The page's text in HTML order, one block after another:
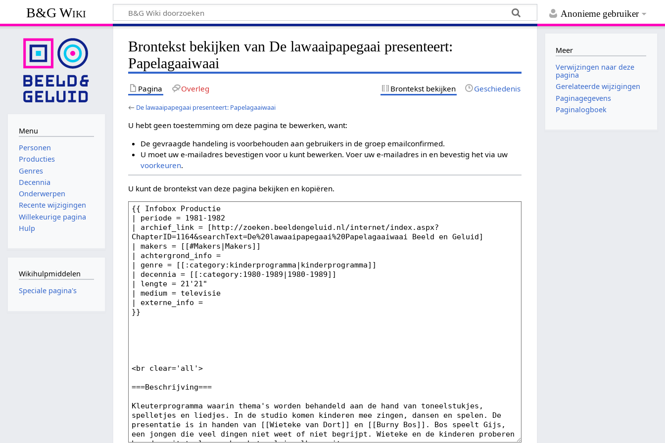
Anonieme gebruiker
B&G Wiki
Brontekst bekijken van De lawaaipapegaai presenteert:
Papelagaaiwaai
Pagina Overleg Brontekst bekijken Geschiedenis
← De lawaaipapegaai presenteert: Papelagaaiwaai
U hebt geen toestemming om deze pagina te bewerken, want:
De gevraagde handeling is voorbehouden aan gebruikers in de groep emailconfirmed.
U moet uw e-mailadres bevestigen voor u kunt bewerken. Voer uw e-mailadres in en bevestig het via uw
voorkeuren.
U kunt de brontekst van deze pagina bekijken en kopiëren.
Menu
Personen
Producties
Genres
Decennia
Onderwerpen
Recente wijzigingen
Willekeurige pagina
Hulp
Wikihulpmiddelen
Speciale pagina's
Meer
Verwijzingen naar deze
pagina
Gerelateerde wijzigingen
Paginagegevens
Paginalogboek